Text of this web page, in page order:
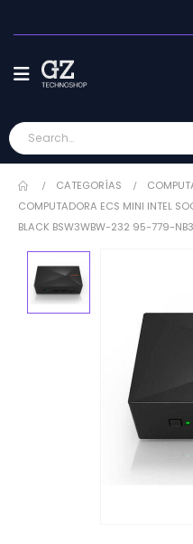
CATEGORÍAS
COMPUTADORA ECS MINI INTEL
BLACK BSW3WBW-232 95-779-